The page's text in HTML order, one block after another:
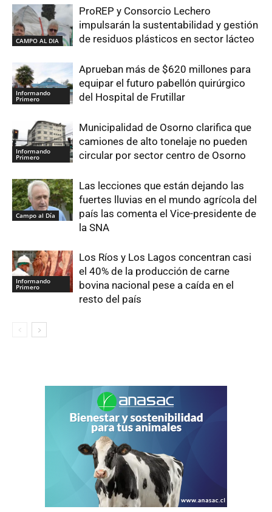
CAMPO AL DIA
ProREP y Consorcio Lechero
impulsarán la sustentabilidad y gestión
de residuos plásticos en sector lácteo
Informando
Primero
Aprueban más de $620 millones para
equipar el futuro pabellón quirúrgico
del Hospital de Frutillar
Informando
Primero
Municipalidad de Osorno clarifica que
camiones de alto tonelaje no pueden
circular por sector centro de Osorno
Campo al Día
Las lecciones que están dejando las
fuertes lluvias en el mundo agrícola del
país las comenta el Vice-presidente de
la SNA
Informando
Primero
Los Ríos y Los Lagos concentran casi
el 40% de la producción de carne
bovina nacional pese a caída en el
resto del país